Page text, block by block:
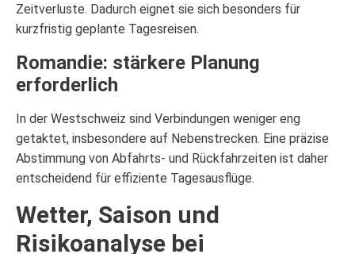
Zeitverluste. Dadurch eignet sie sich besonders für
kurzfristig geplante Tagesreisen.
Romandie: stärkere Planung
erforderlich
In der Westschweiz sind Verbindungen weniger eng
getaktet, insbesondere auf Nebenstrecken. Eine präzise
Abstimmung von Abfahrts- und Rückfahrzeiten ist daher
entscheidend für effiziente Tagesausflüge.
Wetter, Saison und
Risikoanalyse bei